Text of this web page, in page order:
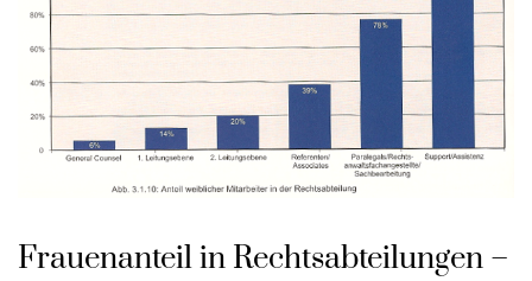
Frauenanteil in Rechtsabteilungen –